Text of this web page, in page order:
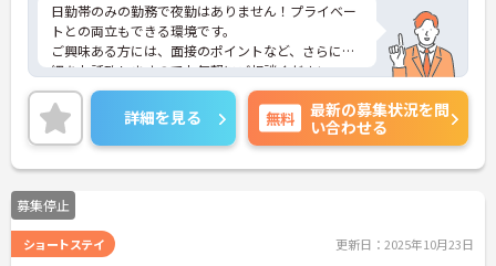
日勤帯のみの勤務で夜勤はありません！プライベー
トとの両立もできる環境です。
ご興味ある方には、面接のポイントなど、さらに詳
細をお話致しますのでお気軽にご相談ください。
詳細を見る 無料
最新の募集状況を問
い合わせる
募集停止
ショートステイ 更新日：2025年10月23日